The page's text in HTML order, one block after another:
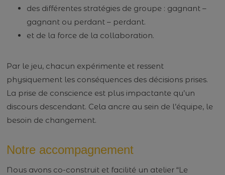
des différentes stratégies de groupe : gagnant –
gagnant ou perdant – perdant.
et de la force de la collaboration.
Par le jeu, chacun expérimente et ressent
physiquement les conséquences des décisions prises.
La prise de conscience est plus impactante qu’un
discours descendant. Cela ancre au sein de l’équipe, le
besoin de changement.
Notre accompagnement
Nous avons co-construit et facilité un atelier “Le